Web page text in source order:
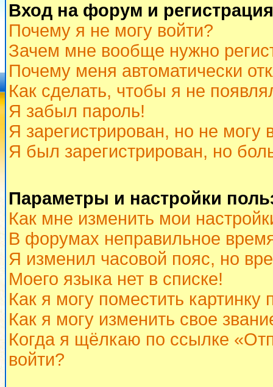
Вход на форум и регистрация
Почему я не могу войти?
Зачем мне вообще нужно
Почему меня автоматически
Как сделать, чтобы я не
Я забыл пароль!
Я зарегистрирован, но не могу
Я был зарегистрирован, но
Параметры и настройки
Как мне изменить мои
В форумах неправильное
Я изменил часовой пояс, но
Моего языка нет в списке!
Как я могу поместить
Как я могу изменить свое
Когда я щёлкаю по ссылке
войти?